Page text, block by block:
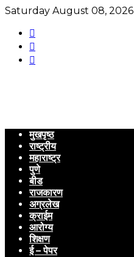
Saturday August 08, 2026
मुखपृष्ठ
राष्ट्रीय
महाराष्ट्र
पुणे
बीड
राजकारण
अग्रलेख
क्राईम
आरोग्य
शिक्षण
ई – पेपर